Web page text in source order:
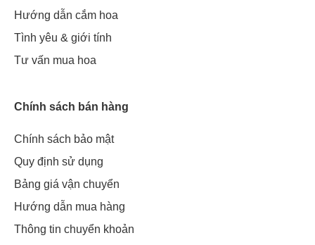
Hướng dẫn cắm hoa
Tình yêu & giới tính
Tư vấn mua hoa
Chính sách bán hàng
Chính sách bảo mật
Quy định sử dụng
Bảng giá vận chuyển
Hướng dẫn mua hàng
Thông tin chuyển khoản